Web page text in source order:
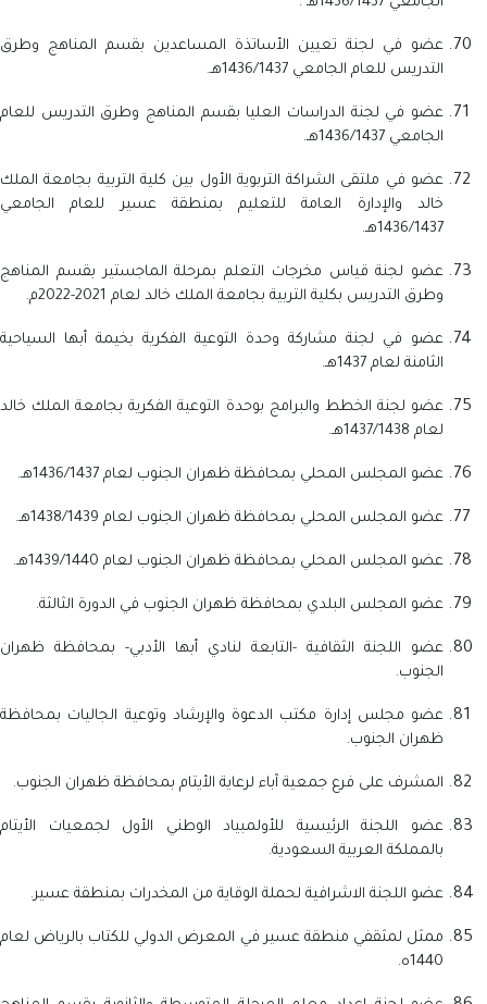
عضو في لجنة تعيين الأساتذة المساعدين بقسم المناهج وطرق
التدريس للعام الجامعي 1436/1437هـ.
عضو في لجنة الدراسات العليا بقسم المناهج وطرق التدريس للعام
الجامعي 1436/1437هـ.
عضو في ملتقى الشراكة التربوية الأول بين كلية التربية بجامعة الملك
خالد والإدارة العامة للتعليم بمنطقة عسير للعام الجامعي
1436/1437هـ.
عضو لجنة قياس مخرجات التعلم بمرحلة الماجستير بقسم المناهج
وطرق التدريس بكلية التربية بجامعة الملك خالد لعام 2021-2022م.
عضو في لجنة مشاركة وحدة التوعية الفكرية بخيمة أبها السياحية
الثامنة لعام 1437هـ.
عضو لجنة الخطط والبرامج بوحدة التوعية الفكرية بجامعة الملك خالد
لعام 1437/1438هـ.
عضو المجلس المحلي بمحافظة ظهران الجنوب لعام 1436/1437هـ.
عضو المجلس المحلي بمحافظة ظهران الجنوب لعام 1438/1439هـ.
عضو المجلس المحلي بمحافظة ظهران الجنوب لعام 1439/1440هـ.
عضو المجلس البلدي بمحافظة ظهران الجنوب في الدورة الثالثة.
عضو اللجنة الثقافية -التابعة لنادي أبها الأدبي- بمحافظة ظهران
الجنوب.
عضو مجلس إدارة مكتب الدعوة والإرشاد وتوعية الجاليات بمحافظة
ظهران الجنوب.
المشرف على فرع جمعية آباء لرعاية الأيتام بمحافظة ظهران الجنوب.
عضو اللجنة الرئيسية للأولمبياد الوطني الأول لجمعيات الأيتام
بالمملكة العربية السعودية.
عضو اللجنة الاشرافية لحملة الوقاية من المخدرات بمنطقة عسير.
ممثل لمثقفي منطقة عسير في المعرض الدولي للكتاب بالرياض لعام
1440ه.